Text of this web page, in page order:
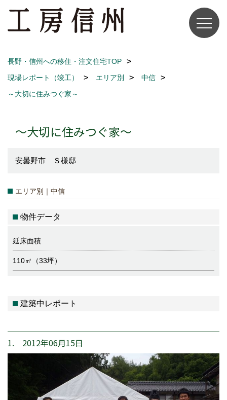
長野・信州への移住・注文住宅TOP
現場レポート（竣工）
エリア別
中信
～大切に住みつぐ家～
～大切に住みつぐ家～
安曇野市 Ｓ様邸
エリア別｜中信
物件データ
延床面積
110㎡（33坪）
建築中レポート
1. 2012年06月15日